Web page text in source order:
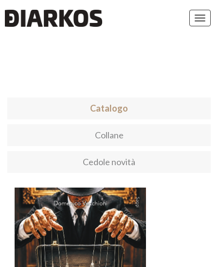
Catalogo
Collane
Cedole novità